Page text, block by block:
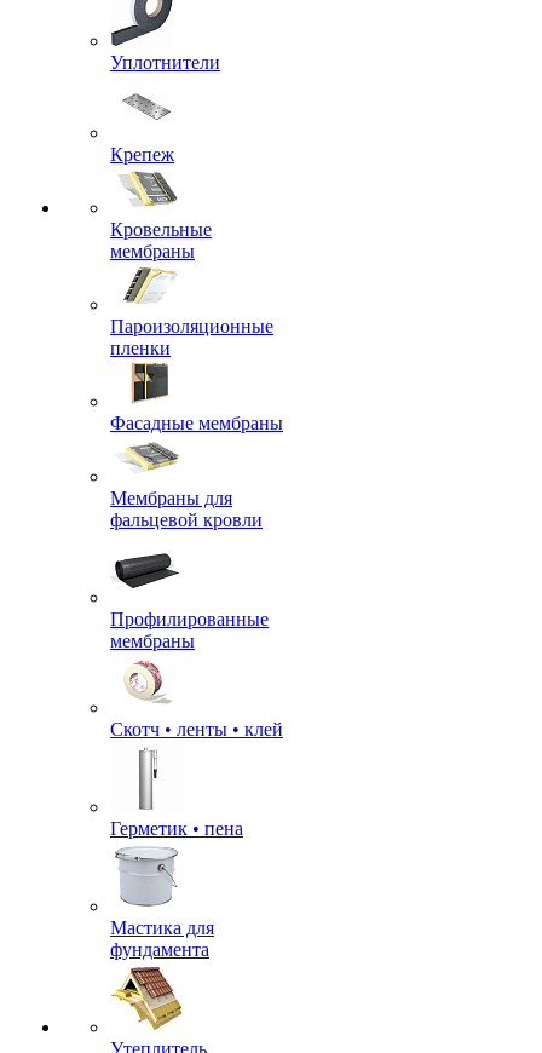
Уплотнители
Крепеж
Кровельные
мембраны
Пароизоляционные
пленки
Фасадные мембраны
Мембраны для
фальцевой кровли
Профилированные
мембраны
Скотч • ленты • клей
Герметик • пена
Мастика для
фундамента
Утеплитель